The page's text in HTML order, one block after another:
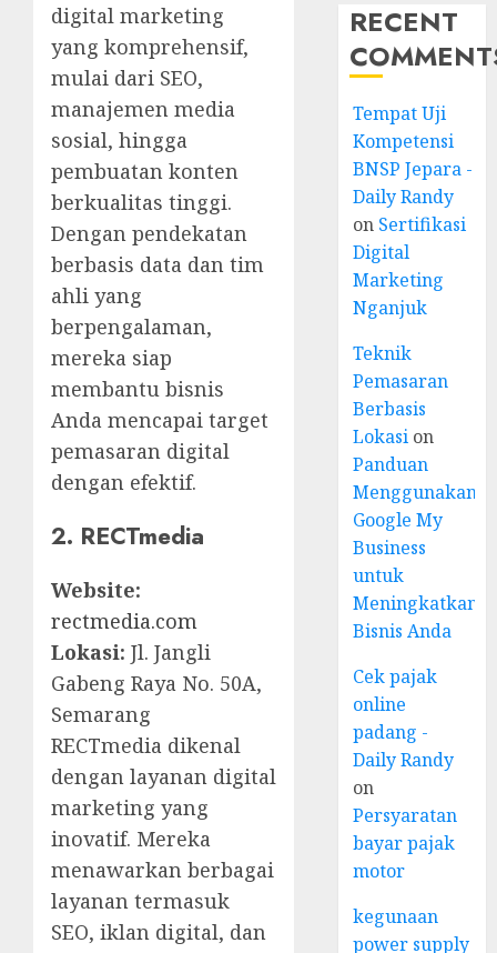
digital marketing
yang komprehensif,
mulai dari SEO,
manajemen media
sosial, hingga
pembuatan konten
berkualitas tinggi.
Dengan pendekatan
berbasis data dan tim
ahli yang
berpengalaman,
mereka siap
membantu bisnis
Anda mencapai target
pemasaran digital
dengan efektif.
2. RECTmedia
Website:
rectmedia.com
Lokasi: Jl. Jangli
Gabeng Raya No. 50A,
Semarang
RECTmedia dikenal
dengan layanan digital
marketing yang
inovatif. Mereka
menawarkan berbagai
layanan termasuk
SEO, iklan digital, dan
RECENT
Tempat Uji
Kompetensi
BNSP Jepara -
Daily Randy
on Sertifikasi
Digital
Marketing
Nganjuk
Teknik
Pemasaran
Berbasis
Lokasi on
Panduan
Menggunakan
Google My
Business
untuk
Meningkatkan
Bisnis Anda
Cek pajak
online
padang -
Daily Randy
on
Persyaratan
bayar pajak
motor
kegunaan
power supply